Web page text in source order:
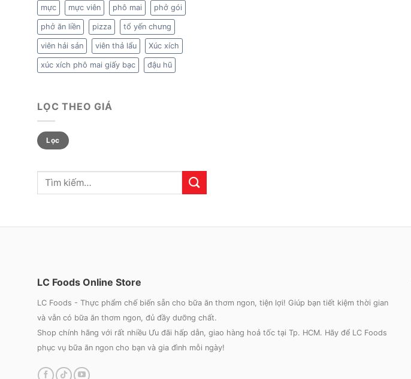
mực mực viên phô mai phở gói
phở ăn liền pizza tổ yến chưng
viên hải sản viên thả lẩu Xúc xích
xúc xích phô mai giấy bạc đậu hũ
LỌC THEO GIÁ
Giá
thấp
nhất
Giá
cao
nhất
Lọc
LC Foods Online Store
LC Foods - Thực phẩm chế biến sẵn cho bữa ăn thơm ngon, tiện lợi! Giúp bạn tiết kiệm thời gian
và vẫn có bữa ăn thơm ngon, đủ đầy dưỡng chất.
Shop chính hãng với rất nhiều Ưu đãi hấp dẫn, giao hàng hoả tốc tại Tp. HCM. Hãy để LC Foods
phục vụ bữa ăn ngon cho bạn và gia đình mỗi ngày!